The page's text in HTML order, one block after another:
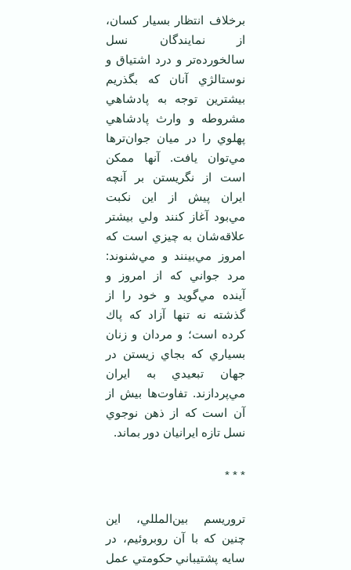
برخلاف انتظار بسيار كسان،
از نمايندگان نسل
سالخورده‌تر و درد اشتياق و
نوستالژي آنان كه بگذريم
بيشترين توجه به پادشاهي
مشروطه و وارث پادشاهي
پهلوي را در ميان جوان‌ترها
مي‌توان يافت. آنها ممكن
است از نگريستن بر آنچه
ايران پيش از اين نكبت
مي‌بود آغاز كنند ولي بيشتر
علاقه‌شان به چيزي است كه
امروز مي‌بينند و مي‌شنوند:
مرد جواني كه از امروز و
آينده مي‌گويد و خود را از
گذشته نه تنها آزاد كه پاك
كرده است؛ و مردان و زنان
بسياري كه بجاي زيستن در
جهان تبعيدي به ايران
مي‌پردازند. تفاوت‌ها بيش از
آن است كه از ذهن نوجوي
نسل تازه ايرانيان دور بماند.
* * *
تروريسم بين‌المللي، اين
چنين كه با آن روبروئيم، در
سايه پشتيباني حكومتي عمل